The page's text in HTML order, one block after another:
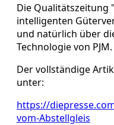
Die Qualitätszeitung
intelligenten
und natürlich über
Technologie von PJM.
Der vollständige
unter:
https://
vom-Abstellgleis